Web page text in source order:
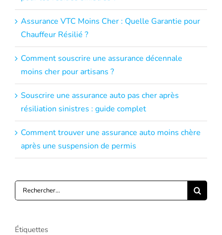
Assurance VTC Moins Cher : Quelle Garantie pour
Chauffeur Résilié ?
Comment souscrire une assurance décennale
moins cher pour artisans ?
Souscrire une assurance auto pas cher après
résiliation sinistres : guide complet
Comment trouver une assurance auto moins chère
après une suspension de permis
Rechercher:
Étiquettes